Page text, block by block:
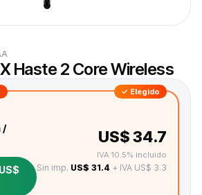
Haste 2 Core Wireless
✓ Elegido
/
US$
US$ 34.7
IVA 10.5% incluido
Sin imp. US$ 31.4 + IVA US$ 3.3